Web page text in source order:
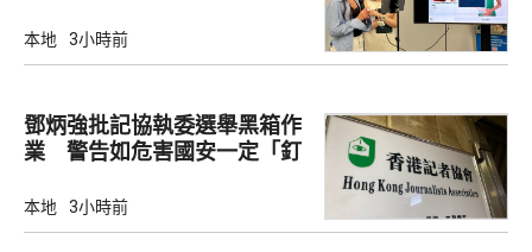
本地 3小時前
鄧炳強批記協執委選舉黑箱作
業 警告如危害國安一定「釘
本地 3小時前